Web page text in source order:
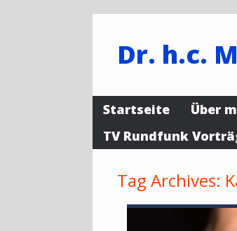
Dr. h.c.
Startseite Über
TV Rundfunk
Tag Archives: